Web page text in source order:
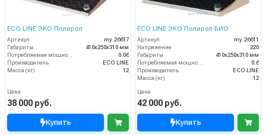
ECO LINE ЭКО Полирол
Артикул
my.26617
Габариты
410х250х310 мм
0.06
Производитель
ECO LINE
Масса (кг)
12
Цена
38 000 руб.
Купить
ECO LINE ЭКО Полирол БИО
Артикул
my.26611
Напряжение
220
Габариты
410х250х310 мм
0.6
Производитель
ECO LINE
Масса (кг)
12
Цена
42 000 руб.
Купить